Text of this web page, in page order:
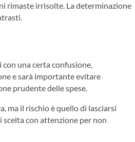
rimaste irrisolte. La determinazione
una certa confusione,
e sarà importante evitare
prudente delle spese.
ma il rischio è quello di lasciarsi
con attenzione per non